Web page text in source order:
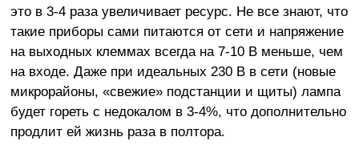
это в 3-4 раза увеличивает ресурс. Не все знают, что
такие приборы сами питаются от сети и напряжение
на выходных клеммах всегда на 7-10 В меньше, чем
на входе. Даже при идеальных 230 В в сети (новые
микрорайоны, «свежие» подстанции и щиты) лампа
будет гореть с недокалом в 3-4%, что дополнительно
продлит ей жизнь раза в полтора.